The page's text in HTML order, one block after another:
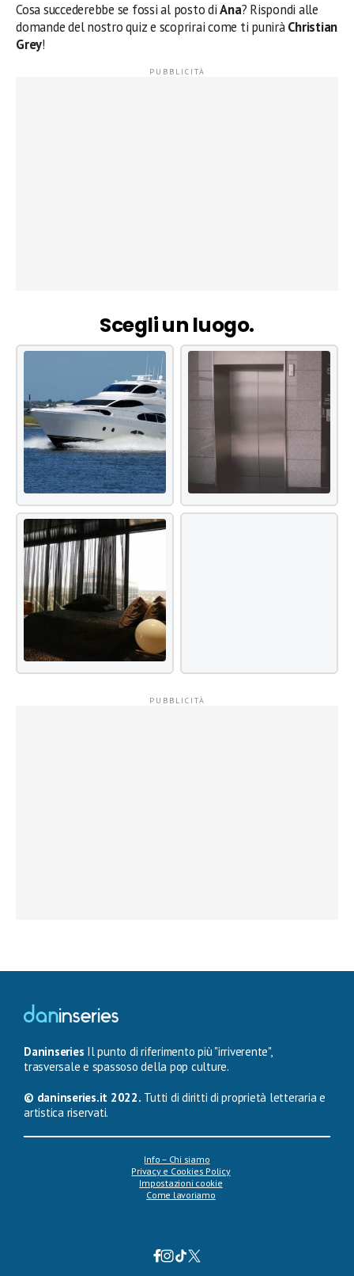
Cosa succederebbe se fossi al posto diAna? Rispondi alle
domande del nostro quiz e scoprirai come ti puniràChristian
Grey!
Scegli un luogo.
Daninseries Il punto di riferimento più "irriverente",
trasversale e spassoso della pop culture.
© daninseries.it 2022. Tutti di diritti di proprietà letteraria e
artistica riservati.
Info – Chi siamo
Privacy e Cookies Policy
Impostazioni cookie
Come lavoriamo